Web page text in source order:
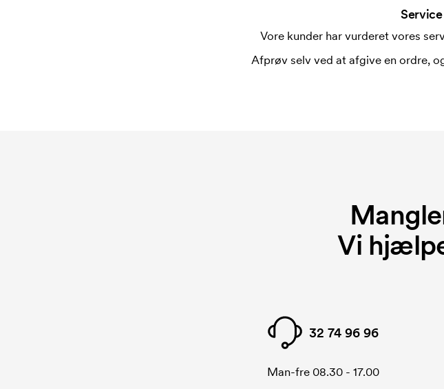
Vore kunder har vurderet vores
Afprøv selv ved at afgive en ordre,
Vi
32 74 96 96
Man-fre 08.30 - 17.00